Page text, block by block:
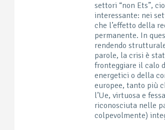
settori “non Ets”,
interessante: nei
che l’effetto della
permanente. In
rendendo
parole, la crisi è
fronteggiare il calo
energetici o della
europee, tanto più
l’Ue, virtuosa e
riconosciuta nelle
colpevolmente)